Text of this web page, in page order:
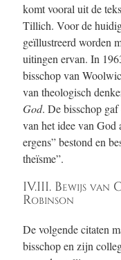
komt vooral uit de
Tillich. Voor de
geïllustreerd worden
uitingen ervan. In
bisschop van
van theologisch
God. De bisschop
van het idee van God
ergens” bestond en
theïsme”.
IV.III. Bewijs van
Robinson
De volgende citaten
bisschop en zijn